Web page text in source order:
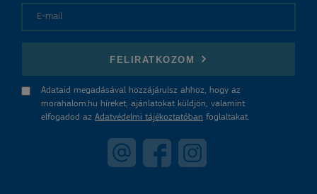
FELIRATKOZOM
Adataid megadásával hozzájárulsz ahhoz, hogy az
morahalom.hu híreket, ajánlatokat küldjön, valamint
elfogadod az Adatvédelmi tájékoztatóban foglaltakat.